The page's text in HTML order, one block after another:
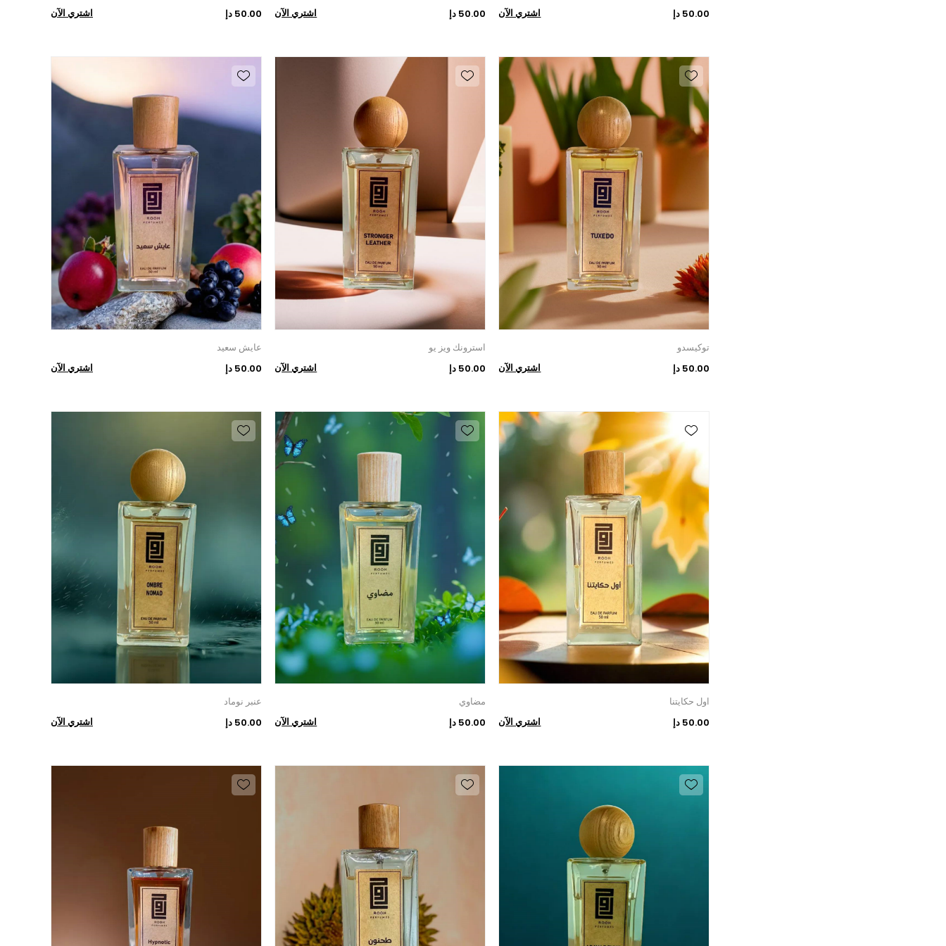
50.00 دإ اشتري الآن 50.00 دإ اشتري الآن 50.00 دإ اشتري الآن
توكيسدو
50.00 دإ
اشتري الآن
استرونك ويز يو
50.00 دإ
اشتري الآن
عايش سعيد
50.00 دإ
اشتري الآن
اول حكايتنا
50.00 دإ
اشتري الآن
مضاوي
50.00 دإ
اشتري الآن
عنبر نوماد
50.00 دإ
اشتري الآن